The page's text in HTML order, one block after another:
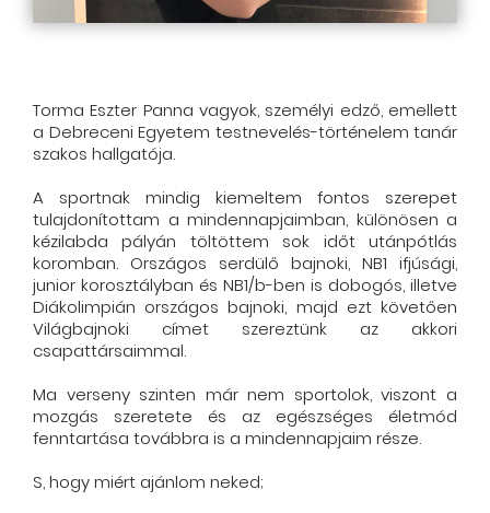
Torma Eszter Panna vagyok, személyi edző, emellett
a Debreceni Egyetem testnevelés-történelem tanár
szakos hallgatója.
A sportnak mindig kiemeltem fontos szerepet
tulajdonítottam a mindennapjaimban, különösen a
kézilabda pályán töltöttem sok időt utánpótlás
koromban. Országos serdülő bajnoki, NB1 ifjúsági,
junior korosztályban és NB1/b-ben is dobogós, illetve
Diákolimpián országos bajnoki, majd ezt követően
Világbajnoki címet szereztünk az akkori
csapattársaimmal.
Ma verseny szinten már nem sportolok, viszont a
mozgás szeretete és az egészséges életmód
fenntartása továbbra is a mindennapjaim része.
S, hogy miért ajánlom neked;